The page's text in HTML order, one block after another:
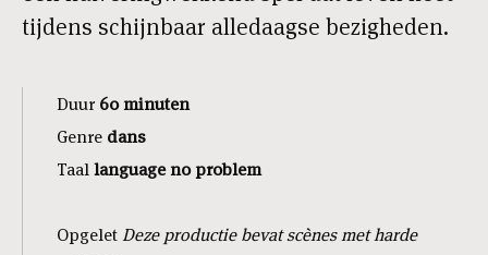
tijdens schijnbaar alledaagse bezigheden.
Duur 60 minuten
Genre dans
Taal language no problem
Opgelet Deze productie bevat scènes met harde